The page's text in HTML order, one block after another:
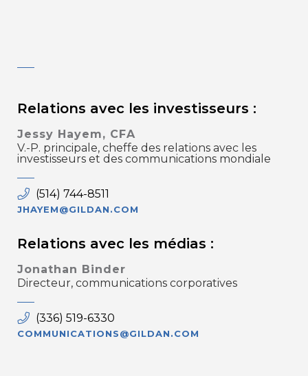
Relations avec les investisseurs :
Jessy Hayem, CFA
V.-P. principale, cheffe des relations avec les
investisseurs et des communications mondiale
(514) 744-8511
JHAYEM@GILDAN.COM
Relations avec les médias :
Jonathan Binder
Directeur, communications corporatives
(336) 519-6330
COMMUNICATIONS@GILDAN.COM